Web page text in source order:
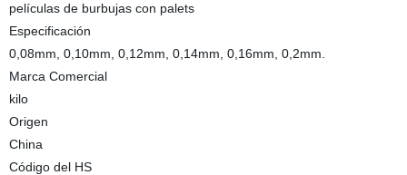
películas de burbujas con palets
Especificación
0,08mm, 0,10mm, 0,12mm, 0,14mm, 0,16mm, 0,2mm.
Marca Comercial
kilo
Origen
China
Código del HS